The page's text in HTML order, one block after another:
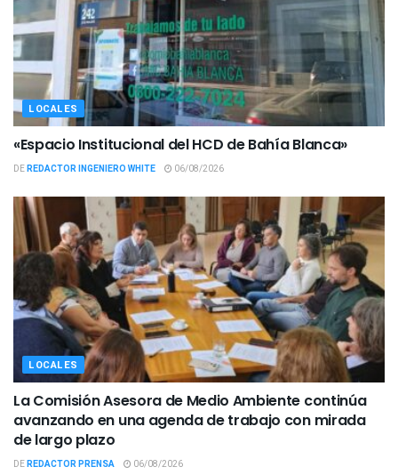
LOCALES
«Espacio Institucional del HCD de Bahía Blanca»
DEREDACTOR INGENIERO WHITE 06/08/2026
LOCALES
La Comisión Asesora de Medio Ambiente continúa
avanzando en una agenda de trabajo con mirada
de largo plazo
DEREDACTOR PRENSA 06/08/2026